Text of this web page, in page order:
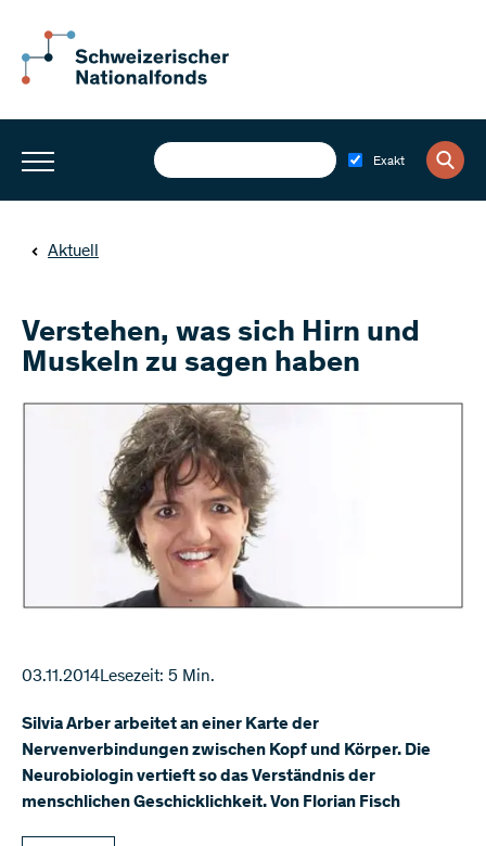
Exakt
Aktuell
Verstehen, was sich Hirn und
Muskeln zu sagen haben
03.11.2014Lesezeit: 5 Min.
Silvia Arber arbeitet an einer Karte der
Nervenverbindungen zwischen Kopf und Körper. Die
Neurobiologin vertieft so das Verständnis der
menschlichen Geschicklichkeit. Von Florian Fisch